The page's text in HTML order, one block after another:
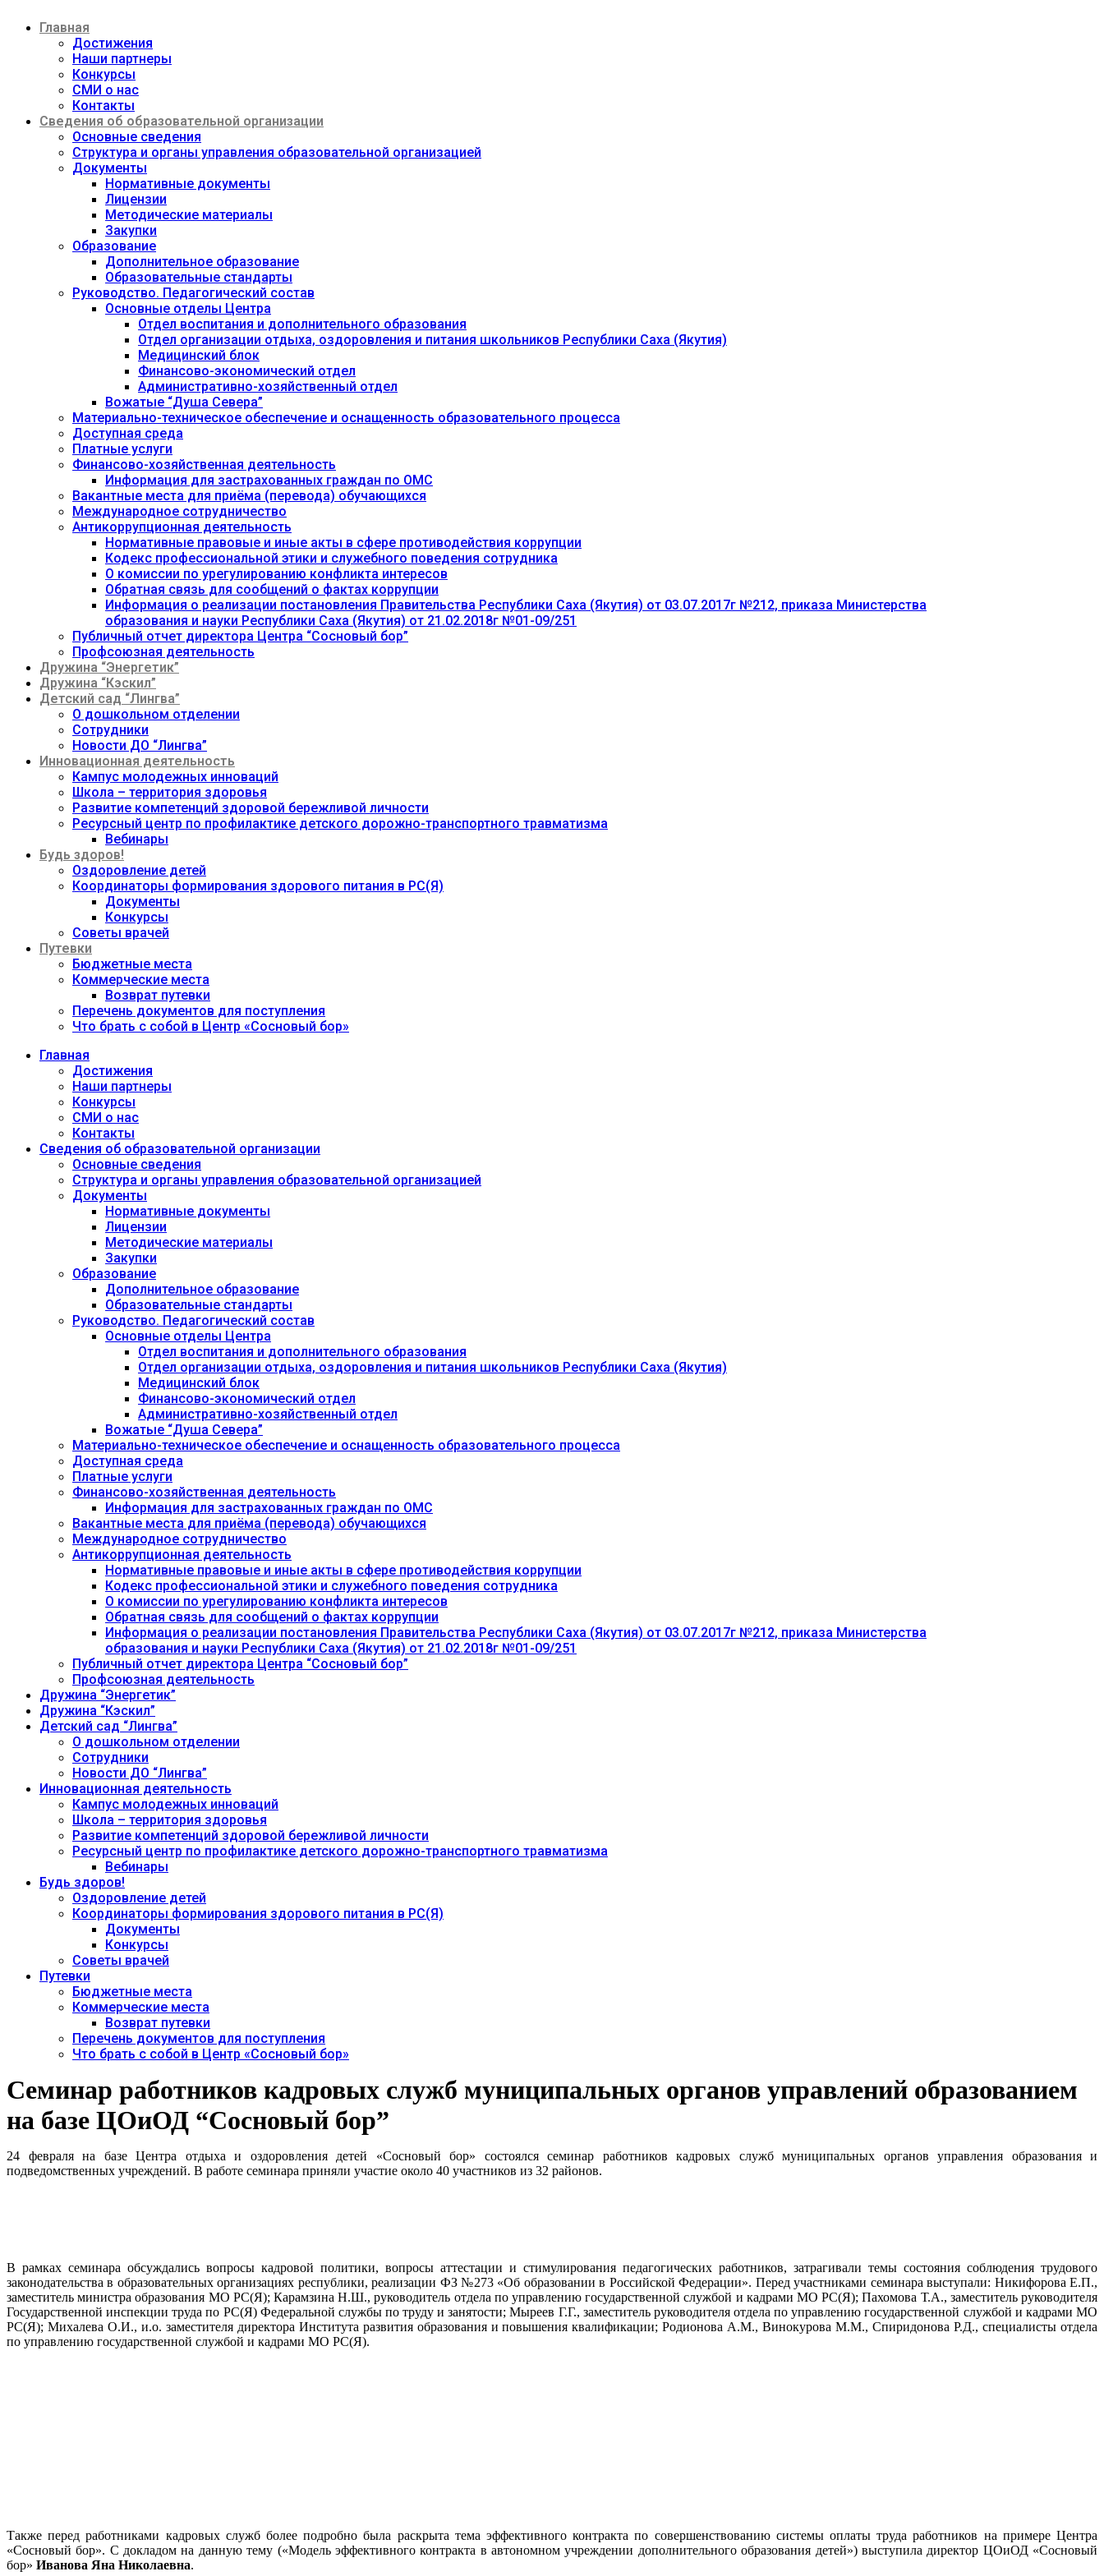
содержимому
Главная
Достижения
Наши партнеры
Конкурсы
СМИ о нас
Контакты
Сведения об образовательной организации
Основные сведения
Структура и органы управления образовательной организацией
Документы
Нормативные документы
Лицензии
Методические материалы
Закупки
Образование
Дополнительное образование
Образовательные стандарты
Руководство. Педагогический состав
Основные отделы Центра
Отдел воспитания и дополнительного образования
Отдел организации отдыха, оздоровления и питания школьников Республики Саха (Якутия)
Медицинский блок
Финансово-экономический отдел
Административно-хозяйственный отдел
Вожатые “Душа Севера”
Материально-техническое обеспечение и оснащенность образовательного процесса
Доступная среда
Платные услуги
Финансово-хозяйственная деятельность
Информация для застрахованных граждан по ОМС
Вакантные места для приёма (перевода) обучающихся
Международное сотрудничество
Антикоррупционная деятельность
Нормативные правовые и иные акты в сфере противодействия коррупции
Кодекс профессиональной этики и служебного поведения сотрудника
О комиссии по урегулированию конфликта интересов
Обратная связь для сообщений о фактах коррупции
Информация о реализации постановления Правительства Республики Саха (Якутия) от 03.07.2017г №212, приказа Министерства
образования и науки Республики Саха (Якутия) от 21.02.2018г №01-09/251
Публичный отчет директора Центра “Сосновый бор”
Профсоюзная деятельность
Дружина “Энергетик”
Дружина “Кэскил”
Детский сад “Лингва”
О дошкольном отделении
Сотрудники
Новости ДО “Лингва”
Инновационная деятельность
Кампус молодежных инноваций
Школа – территория здоровья
Развитие компетенций здоровой бережливой личности
Ресурсный центр по профилактике детского дорожно-транспортного травматизма
Вебинары
Будь здоров!
Оздоровление детей
Координаторы формирования здорового питания в РС(Я)
Документы
Конкурсы
Советы врачей
Путевки
Бюджетные места
Коммерческие места
Возврат путевки
Перечень документов для поступления
Что брать с собой в Центр «Сосновый бор»
Главная
Достижения
Наши партнеры
Конкурсы
СМИ о нас
Контакты
Сведения об образовательной организации
Основные сведения
Структура и органы управления образовательной организацией
Документы
Нормативные документы
Лицензии
Методические материалы
Закупки
Образование
Дополнительное образование
Образовательные стандарты
Руководство. Педагогический состав
Основные отделы Центра
Отдел воспитания и дополнительного образования
Отдел организации отдыха, оздоровления и питания школьников Республики Саха (Якутия)
Медицинский блок
Финансово-экономический отдел
Административно-хозяйственный отдел
Вожатые “Душа Севера”
Материально-техническое обеспечение и оснащенность образовательного процесса
Доступная среда
Платные услуги
Финансово-хозяйственная деятельность
Информация для застрахованных граждан по ОМС
Вакантные места для приёма (перевода) обучающихся
Международное сотрудничество
Антикоррупционная деятельность
Нормативные правовые и иные акты в сфере противодействия коррупции
Кодекс профессиональной этики и служебного поведения сотрудника
О комиссии по урегулированию конфликта интересов
Обратная связь для сообщений о фактах коррупции
Информация о реализации постановления Правительства Республики Саха (Якутия) от 03.07.2017г №212, приказа Министерства
образования и науки Республики Саха (Якутия) от 21.02.2018г №01-09/251
Публичный отчет директора Центра “Сосновый бор”
Профсоюзная деятельность
Дружина “Энергетик”
Дружина “Кэскил”
Детский сад “Лингва”
О дошкольном отделении
Сотрудники
Новости ДО “Лингва”
Инновационная деятельность
Кампус молодежных инноваций
Школа – территория здоровья
Развитие компетенций здоровой бережливой личности
Ресурсный центр по профилактике детского дорожно-транспортного травматизма
Вебинары
Будь здоров!
Оздоровление детей
Координаторы формирования здорового питания в РС(Я)
Документы
Конкурсы
Советы врачей
Путевки
Бюджетные места
Коммерческие места
Возврат путевки
Перечень документов для поступления
Что брать с собой в Центр «Сосновый бор»
Семинар работников кадровых служб муниципальных органов управлений образованием
на базе ЦОиОД “Сосновый бор”
24 февраля на базе Центра отдыха и оздоровления детей «Сосновый бор» состоялся семинар работников кадровых служб муниципальных органов управления образования и
подведомственных учреждений. В работе семинара приняли участие около 40 участников из 32 районов.
В рамках семинара обсуждались вопросы кадровой политики, вопросы аттестации и стимулирования педагогических работников, затрагивали темы состояния соблюдения трудового
законодательства в образовательных организациях республики, реализации ФЗ №273 «Об образовании в Российской Федерации». Перед участниками семинара выступали: Никифорова Е.П.,
заместитель министра образования МО РС(Я); Карамзина Н.Ш., руководитель отдела по управлению государственной службой и кадрами МО РС(Я); Пахомова Т.А., заместитель руководителя
Государственной инспекции труда по РС(Я) Федеральной службы по труду и занятости; Мыреев Г.Г., заместитель руководителя отдела по управлению государственной службой и кадрами МО
РС(Я); Михалева О.И., и.о. заместителя директора Института развития образования и повышения квалификации; Родионова А.М., Винокурова М.М., Спиридонова Р.Д., специалисты отдела
по управлению государственной службой и кадрами МО РС(Я).
Также перед работниками кадровых служб более подробно была раскрыта тема эффективного контракта по совершенствованию системы оплаты труда работников на примере Центра
«Сосновый бор». С докладом на данную тему («Модель эффективного контракта в автономном учреждении дополнительного образования детей») выступила директор ЦОиОД «Сосновый
бор» Иванова Яна Николаевна.